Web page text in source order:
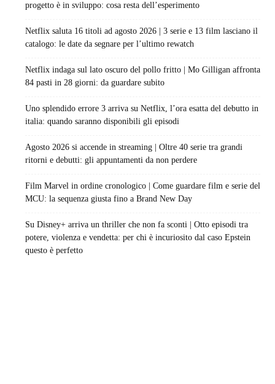
progetto è in sviluppo: cosa resta dell’esperimento
Netflix saluta 16 titoli ad agosto 2026 | 3 serie e 13 film lasciano il
catalogo: le date da segnare per l’ultimo rewatch
Netflix indaga sul lato oscuro del pollo fritto | Mo Gilligan affronta
84 pasti in 28 giorni: da guardare subito
Uno splendido errore 3 arriva su Netflix, l’ora esatta del debutto in
italia: quando saranno disponibili gli episodi
Agosto 2026 si accende in streaming | Oltre 40 serie tra grandi
ritorni e debutti: gli appuntamenti da non perdere
Film Marvel in ordine cronologico | Come guardare film e serie del
MCU: la sequenza giusta fino a Brand New Day
Su Disney+ arriva un thriller che non fa sconti | Otto episodi tra
potere, violenza e vendetta: per chi è incuriosito dal caso Epstein
questo è perfetto